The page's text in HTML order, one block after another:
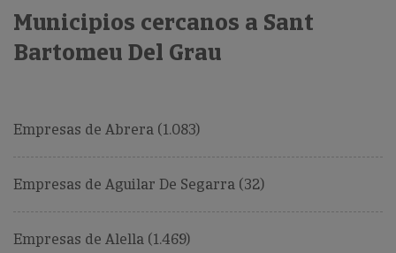
Municipios cercanos a Sant
Bartomeu Del Grau
Empresas de Abrera (1.083)
Empresas de Aguilar De Segarra (32)
Empresas de Alella (1.469)